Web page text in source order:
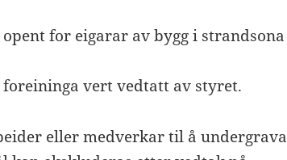
for eigarar av bygg i strandsona
vert vedtatt av styret.
eller medverkar til å undergrava